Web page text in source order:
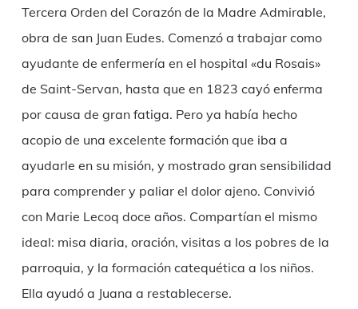
Tercera Orden del Corazón de la Madre Admirable,
obra de san Juan Eudes. Comenzó a trabajar como
ayudante de enfermería en el hospital «du Rosais»
de Saint-Servan, hasta que en 1823 cayó enferma
por causa de gran fatiga. Pero ya había hecho
acopio de una excelente formación que iba a
ayudarle en su misión, y mostrado gran sensibilidad
para comprender y paliar el dolor ajeno. Convivió
con Marie Lecoq doce años. Compartían el mismo
ideal: misa diaria, oración, visitas a los pobres de la
parroquia, y la formación catequética a los niños.
Ella ayudó a Juana a restablecerse.